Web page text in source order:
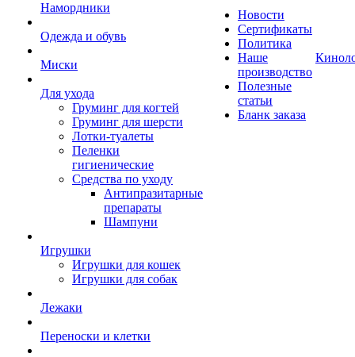
Намордники
Одежда и обувь
Миски
Для ухода
Груминг для когтей
Груминг для шерсти
Лотки-туалеты
Пеленки
гигиенические
Средства по уходу
Антипразитарные
препараты
Шампуни
Игрушки
Игрушки для кошек
Игрушки для собак
Лежаки
Переноски и клетки
Новости
Сертификаты
Политика
Наше
производство
Полезные
статьи
Бланк заказа